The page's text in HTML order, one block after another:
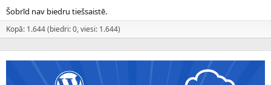
Šobrīd nav biedru tiešsaistē.
Kopā: 1.644 (biedri: 0, viesi: 1.644)